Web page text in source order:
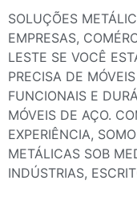
SOLUÇÕES
EMPRESAS,
LESTE SE VOCÊ
PRECISA DE
FUNCIONAIS E
MÓVEIS DE AÇO.
EXPERIÊNCIA,
METÁLICAS SOB
INDÚSTRIAS,